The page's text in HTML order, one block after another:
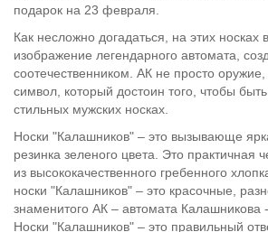
подарок на 23 февраля.
Как несложно догадаться, на этих носках
изображение легендарного автомата,
соотечественником. АК не просто
символ, который достоин того, чтобы
стильных мужских носках.
Носки "Калашников" – это вызывающе
резинка зеленого цвета. Это практичная
из высококачественного гребенного
носки "Калашников" – это красочные,
знаменитого АК – автомата Калашникова
Носки "Калашников" – это правильный